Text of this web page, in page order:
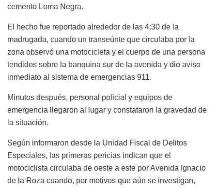
cemento Loma Negra.
El hecho fue reportado alrededor de las 4:30 de la
madrugada, cuando un transeúnte que circulaba por la
zona observó una motocicleta y el cuerpo de una persona
tendidos sobre la banquina sur de la avenida y dio aviso
inmediato al sistema de emergencias 911.
Minutos después, personal policial y equipos de
emergencia llegaron al lugar y constataron la gravedad de
la situación.
Según informaron desde la Unidad Fiscal de Delitos
Especiales, las primeras pericias indican que el
motociclista circulaba de oeste a este por Avenida Ignacio
de la Roza cuando, por motivos que aún se investigan,